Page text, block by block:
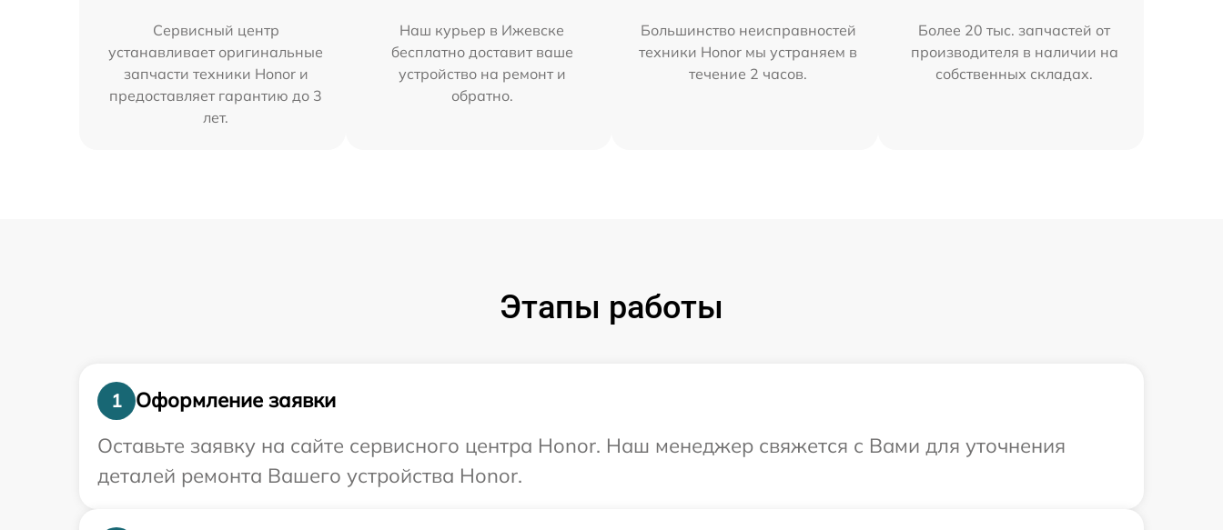
Сервисный центр
устанавливает оригинальные
запчасти техники Honor и
предоставляет гарантию до 3
лет.
Наш курьер в Ижевске
бесплатно доставит ваше
устройство на ремонт и
обратно.
Большинство неисправностей
техники Honor мы устраняем в
течение 2 часов.
Более 20 тыс. запчастей от
производителя в наличии на
собственных складах.
Этапы работы
1
Оформление заявки
Оставьте заявку на сайте сервисного центра Honor. Наш менеджер свяжется с Вами для уточнения
деталей ремонта Вашего устройства Honor.